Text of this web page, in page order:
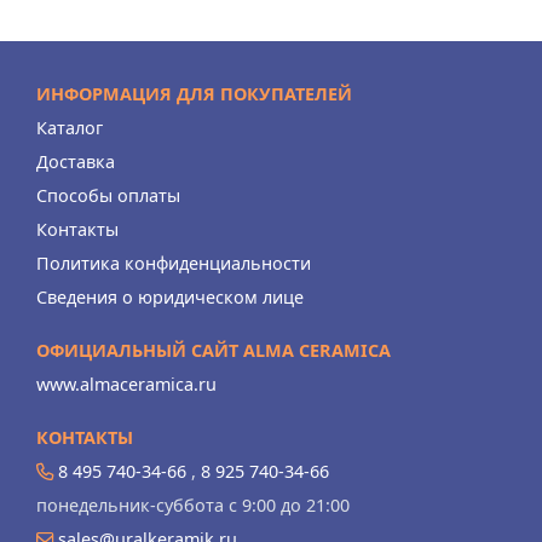
ИНФОРМАЦИЯ ДЛЯ ПОКУПАТЕЛЕЙ
Каталог
Доставка
Способы оплаты
Контакты
Политика конфиденциальности
Сведения о юридическом лице
ОФИЦИАЛЬНЫЙ САЙТ ALMA CERAMICA
www.almaceramica.ru
КОНТАКТЫ
8 495 740-34-66 , 8 925 740-34-66
понедельник-суббота с 9:00 до 21:00